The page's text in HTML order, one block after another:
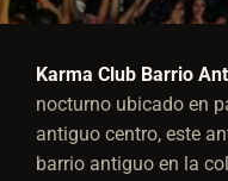
Karma Club Barrio
nocturno ubicado en
antiguo centro, este
barrio antiguo en la